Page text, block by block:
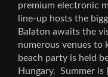
premium electronic
line-up hosts the
Balaton awaits the
numerous venues to
beach party is held
Hungary. Summer is